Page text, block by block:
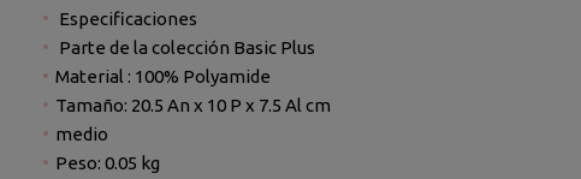
Especificaciones
Parte de la colección Basic Plus
Material : 100% Polyamide
Tamaño: 20.5 An x 10 P x 7.5 Al cm
medio
Peso: 0.05 kg